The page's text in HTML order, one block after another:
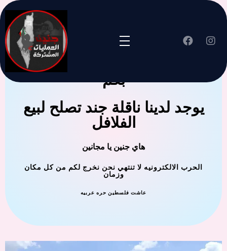
جنين العملية المشتركة ترحب
بكم
يوجد لدينا ناقلة جند تصلح لبيع
الفلافل
هاي جنين يا مجانين
الحرب الالكترونيه لا تنتهي نحن نخرج لكم من كل مكان
وزمان
عاشت فلسطين حره عربيه